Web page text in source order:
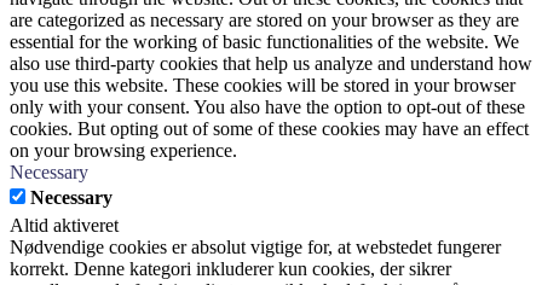
are categorized as necessary are stored on your browser as they are
essential for the working of basic functionalities of the website. We
also use third-party cookies that help us analyze and understand how
you use this website. These cookies will be stored in your browser
only with your consent. You also have the option to opt-out of these
cookies. But opting out of some of these cookies may have an effect
on your browsing experience.
Necessary
Necessary
Altid aktiveret
Nødvendige cookies er absolut vigtige for, at webstedet fungerer
korrekt. Denne kategori inkluderer kun cookies, der sikrer